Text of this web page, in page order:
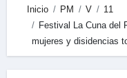
Inicio PM V
11
Festival La Cuna del
mujeres y disidencias